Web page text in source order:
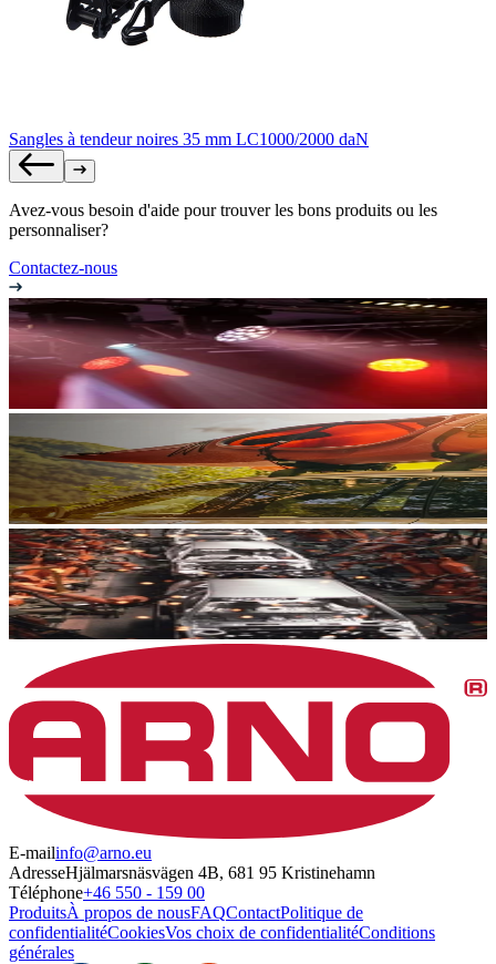
Sangles à tendeur noires 35 mm LC1000/2000 daN
Avez-vous besoin d'aide pour trouver les bons produits ou les
personnaliser?
Contactez-nous
E-mailinfo@arno.eu
AdresseHjälmarsnäsvägen 4B, 681 95 Kristinehamn
Téléphone+46 550 - 159 00
ProduitsÀ propos de nousFAQContactPolitique de
confidentialitéCookiesVos choix de confidentialitéConditions
générales